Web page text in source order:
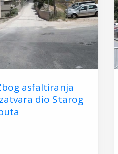
asfaltiranja
dio Starog